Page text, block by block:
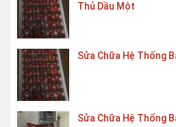
Thủ Dầu Một
Sửa Chữa Hệ Thống
Sửa Chữa Hệ Thống